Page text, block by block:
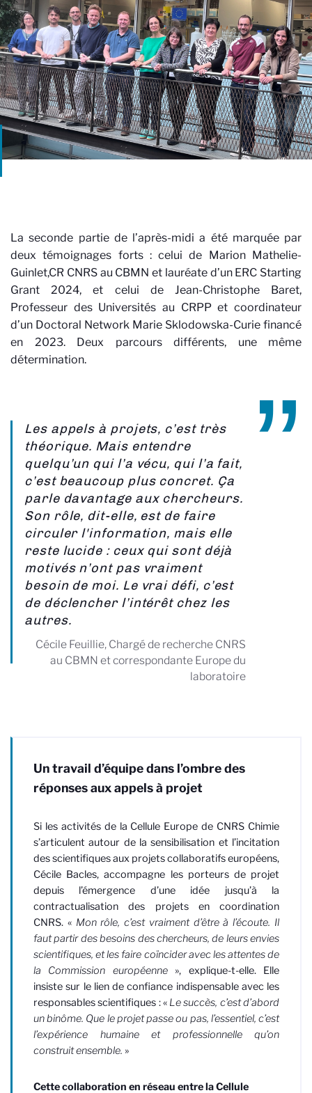
La seconde partie de l’après-midi a été marquée par
deux témoignages forts : celui de Marion Mathelie-
Guinlet,CR CNRS au CBMN et lauréate d’un ERC Starting
Grant 2024, et celui de Jean-Christophe Baret,
Professeur des Universités au CRPP et coordinateur
d’un Doctoral Network Marie Sklodowska-Curie financé
en 2023. Deux parcours différents, une même
détermination.
Les appels à projets, c’est très
théorique. Mais entendre
quelqu’un qui l’a vécu, qui l’a fait,
c’est beaucoup plus concret. Ça
parle davantage aux chercheurs.
Son rôle, dit-elle, est de faire
circuler l'information, mais elle
reste lucide : ceux qui sont déjà
motivés n’ont pas vraiment
besoin de moi. Le vrai défi, c’est
de déclencher l’intérêt chez les
autres.
Cécile Feuillie, Chargé de recherche CNRS
au CBMN et correspondante Europe du
laboratoire
Un travail d’équipe dans l’ombre des
réponses aux appels à projet
Si les activités de la Cellule Europe de CNRS Chimie
s’articulent autour de la sensibilisation et l’incitation
des scientifiques aux projets collaboratifs européens,
Cécile Bacles, accompagne les porteurs de projet
depuis l’émergence d’une idée jusqu’à la
contractualisation des projets en coordination
CNRS. « Mon rôle, c’est vraiment d’être à l’écoute. Il
faut partir des besoins des chercheurs, de leurs envies
scientifiques, et les faire coïncider avec les attentes de
la Commission européenne», explique-t-elle. Elle
insiste sur le lien de confiance indispensable avec les
responsables scientifiques : « Le succès, c’est d’abord
un binôme. Que le projet passe ou pas, l’essentiel, c’est
l’expérience humaine et professionnelle qu’on
construit ensemble. »
Cette collaboration en réseau entre la Cellule